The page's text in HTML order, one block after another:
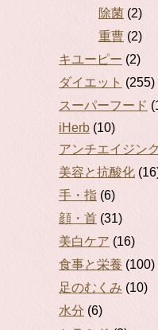
除菌 (2)
重曹 (2)
キユーピー (2)
ダイエット (255)
スーパーフード
iHerb (10)
アンチエイジン
美容と抗酸化
手・指 (6)
顔・首 (31)
美白ケア (16)
食事と栄養 (100)
足のむくみ (10)
水分 (6)